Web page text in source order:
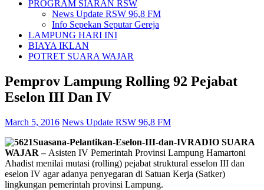
PROGRAM SIARAN RSW
News Update RSW 96,8 FM
Info Sepekan Seputar Gereja
LAMPUNG HARI INI
BIAYA IKLAN
POTRET SUARA WAJAR
Pemprov Lampung Rolling 92 Pejabat
Eselon III Dan IV
March 5, 2016 News Update RSW 96,8 FM
RADIO SUARA
WAJAR – Asisten IV Pemerintah Provinsi Lampung Hamartoni
Ahadist menilai mutasi (rolling) pejabat struktural esselon III dan
eselon IV agar adanya penyegaran di Satuan Kerja (Satker)
lingkungan pemerintah provinsi Lampung.